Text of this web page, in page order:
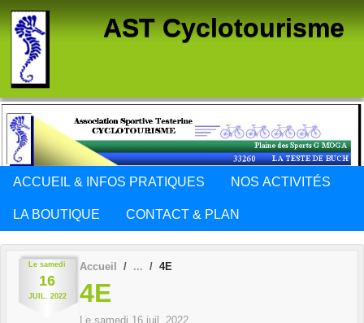
AST Cyclotourisme
ACCUEIL & INFOS PRATIQUES NOS ACTIVITÉS
LA BOUTIQUE CONTACT & PLAN
Le samedi
16
JUIL. 2022
Accueil 4E
4E
Le samedi 16 juil. 2022
Panneau de gestion des cookies